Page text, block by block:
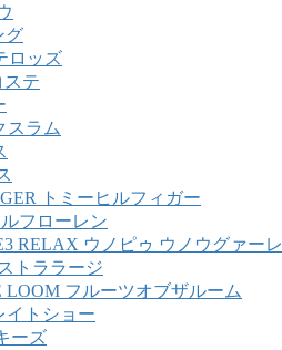
グ
ロッズ
ステ
スラム
トミーヒルフィガー
ルフローレン
RELAX ウノピゥ ウノウグァー
トララージ
LOOM フルーツオブザルーム
イトショー
ーズ